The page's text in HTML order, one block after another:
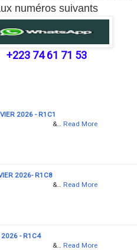
numéros suivants
+223 74 61 71 53
2026 - R1C1
Read More
2026- R1C8
Read More
- R1C4
Read More